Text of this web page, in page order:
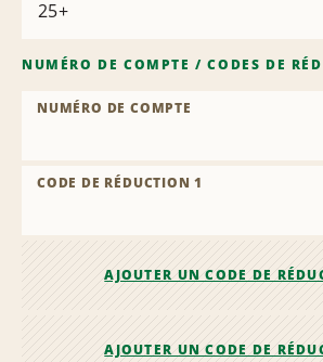
NUMÉRO DE COMPTE /CODES DE
NUMÉRO DE COMPTE
CODE DE RÉDUCTION 1
AJOUTER UN CODE DE
AJOUTER UN CODE DE